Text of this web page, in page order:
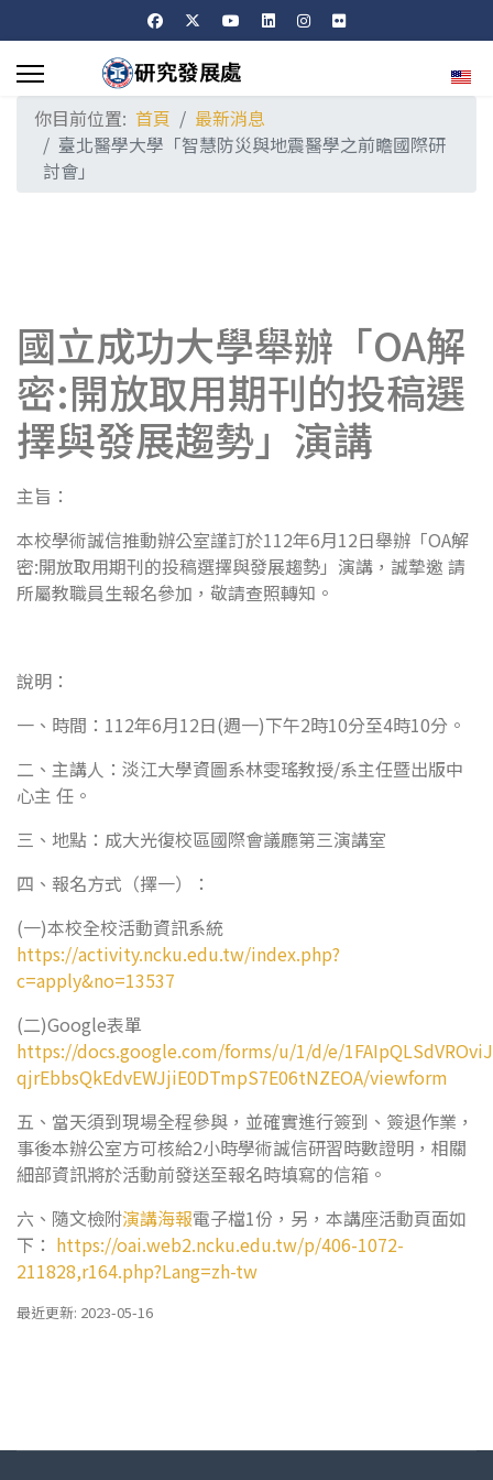
選擇
你目前位置: 首頁
最新消息
臺北醫學大學「智慧防災與地震醫學之前瞻國際研
討會」
國立成功大學舉辦「OA解
密:開放取用期刊的投稿選
擇與發展趨勢」演講
主旨：
本校學術誠信推動辦公室謹訂於112年6月12日舉辦「OA解
密:開放取用期刊的投稿選擇與發展趨勢」演講，誠摯邀 請
所屬教職員生報名參加，敬請查照轉知。
說明：
一、時間：112年6月12日(週一)下午2時10分至4時10分。
二、主講人：淡江大學資圖系林雯瑤教授/系主任暨出版中
心主 任。
三、地點：成大光復校區國際會議廳第三演講室
四、報名方式（擇一）：
(一)本校全校活動資訊系統
https://activity.ncku.edu.tw/index.php?
c=apply&no=13537
(二)Google表單
https://docs.google.com/forms/u/1/d/e/
qjrEbbsQkEdvEWJjiE0DTmpS7E06tNZEOA/viewform
五、當天須到現場全程參與，並確實進行簽到、簽退作業，
事後本辦公室方可核給2小時學術誠信研習時數證明，相關
細部資訊將於活動前發送至報名時填寫的信箱。
六、隨文檢附演講海報電子檔1份，另，本講座活動頁面如
下： https://oai.web2.ncku.edu.tw/p/406-1072-
211828,r164.php?Lang=zh-tw
最近更新: 2023-05-16